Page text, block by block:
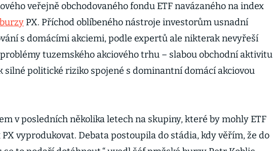
veřejně obchodovaného fondu ETF navázaného na index
PX. Příchod oblíbeného nástroje investorům usnadní
s domácími akciemi, podle expertů ale nikterak nevyřeší
tuzemského akciového trhu – slabou obchodní aktivitu
silné politické riziko spojené s dominantní domácí akciovou
v posledních několika letech na skupiny, které by mohly ETF
PX vyprodukovat. Debata postoupila do stádia, kdy věřím, že do